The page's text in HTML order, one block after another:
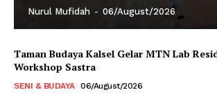
Nurul Mufidah - 06/August/2026
Taman Budaya Kalsel Gelar MTN Lab
Workshop Sastra
SENI & BUDAYA 06/August/2026